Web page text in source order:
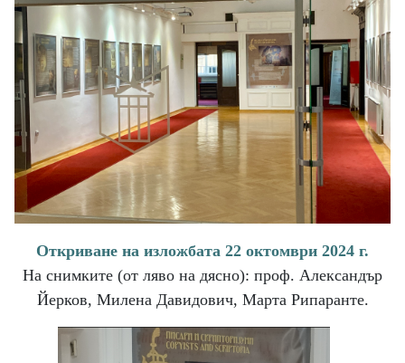
Откриване на изложбата 22 октомври 2024 г.
На снимките (от ляво на дясно): проф. Александър
Йерков, Милена Давидович, Марта Рипаранте.